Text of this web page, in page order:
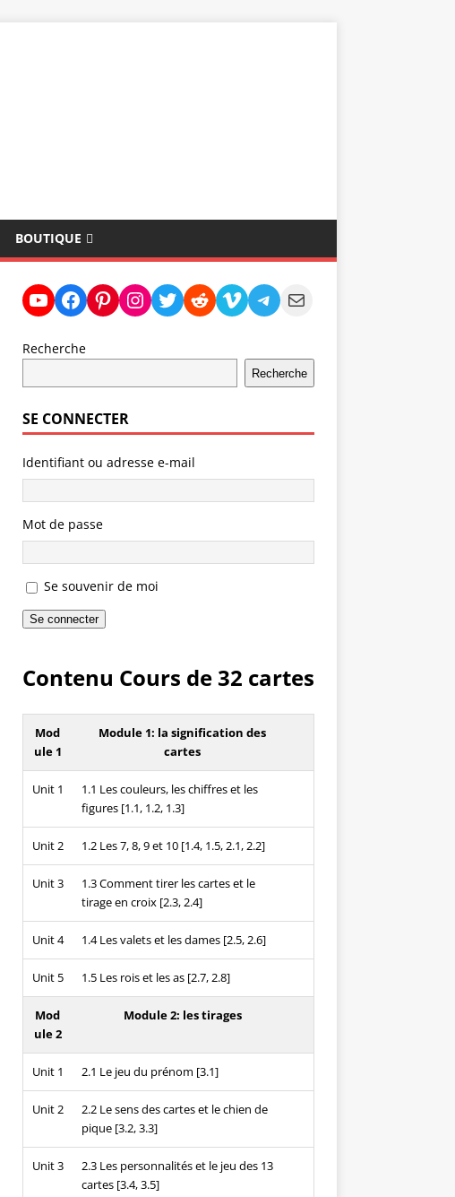
BOUTIQUE
Recherche
Recherche
SE CONNECTER
Identifiant ou adresse e-mail
Mot de passe
Se souvenir de moi
Se connecter
Contenu Cours de 32 cartes
Mod
ule 1
Module 1: la signification des
cartes
Unit 1
1.1 Les couleurs, les chiffres et les
figures [1.1, 1.2, 1.3]
Unit 2 1.2 Les 7, 8, 9 et 10 [1.4, 1.5, 2.1, 2.2]
Unit 3
1.3 Comment tirer les cartes et le
tirage en croix [2.3, 2.4]
Unit 4 1.4 Les valets et les dames [2.5, 2.6]
Unit 5 1.5 Les rois et les as [2.7, 2.8]
Mod
ule 2
Module 2: les tirages
Unit 1 2.1 Le jeu du prénom [3.1]
Unit 2
2.2 Le sens des cartes et le chien de
pique [3.2, 3.3]
Unit 3
2.3 Les personnalités et le jeu des 13
cartes [3.4, 3.5]